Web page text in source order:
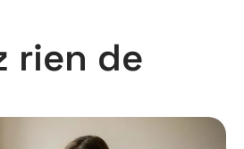
rien de